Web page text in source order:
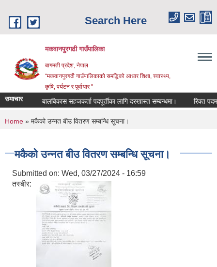
Search Here
मकवानपुरगढी गाउँपालिका
बागमती प्रदेश, नेपाल
"मकवानपुरगढी गाउँपालिकाको समद्धिको आधार शिक्षा, स्‍वास्‍थ्‍य,
कृषि, पर्यटन र पूर्वाधार "
समाचार बालबिकास सहजकर्ता पदपूर्तीका लागि दरखास्त सम्बन्धमा। रिक्त पदमा
You are here
Home » मकैको उन्नत बीउ वितरण सम्बन्धि सूचना।
मकैको उन्नत बीउ वितरण सम्बन्धि सूचना।
Submitted on: Wed, 03/27/2024 - 16:59
तस्बीर: